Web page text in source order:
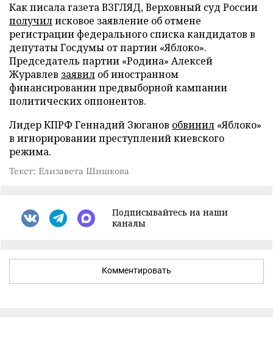
Как писала газета ВЗГЛЯД, Верховный суд России
получилисковое заявление об отмене
регистрации федерального списка кандидатов в
депутаты Госдумы от партии «Яблоко».
Председатель партии «Родина» Алексей
Журавлев заявил об иностранном
финансировании предвыборной кампании
политических оппонентов.
Лидер КПРФ Геннадий Зюганов обвинил «Яблоко»
в игнорировании преступлений киевского
режима.
Текст: Елизавета Шишкова
Подписывайтесь на наши
каналы
Комментировать